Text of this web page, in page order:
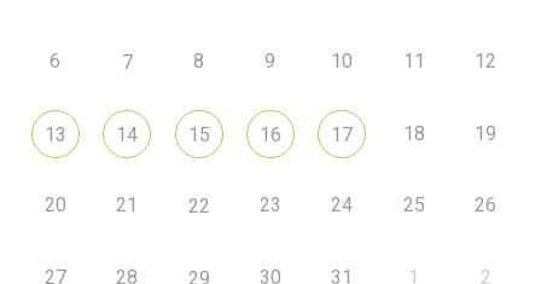
6 7 8 9 10 11 12
13 14 15 16 17 18 19
20 21 22 23 24 25 26
27 28 29 30 31 1 2